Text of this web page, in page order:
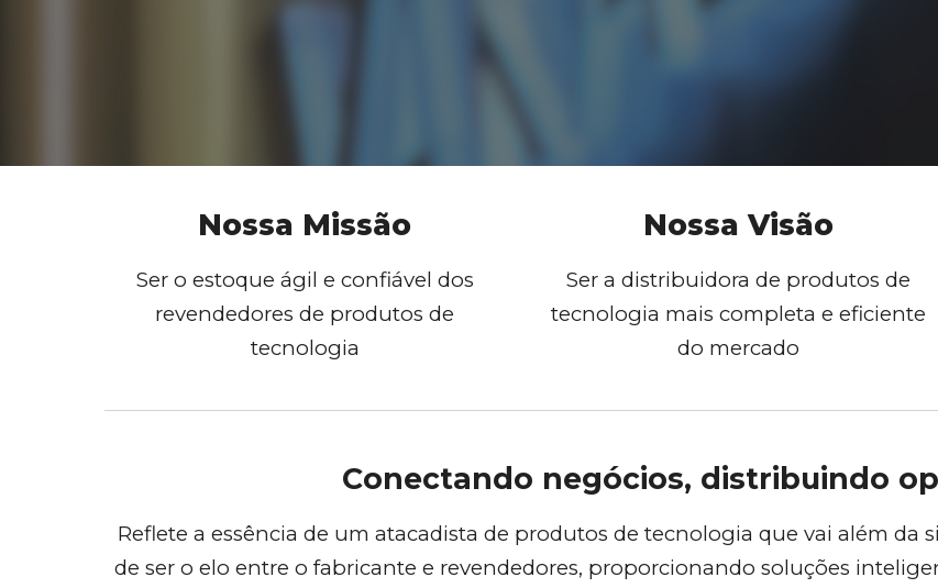
Nossa Missão
Ser o estoque ágil e confiável dos
revendedores de produtos de
tecnologia
NossaVisão
Ser a distribuidora de produtos de
tecnologia mais completa e eficiente
do mercado
Conectando negócios, distribuindo
Reflete a essência de um atacadista de produtos de tecnologia que vai além da
de ser o elo entre o fabricante e revendedores, proporcionando soluções